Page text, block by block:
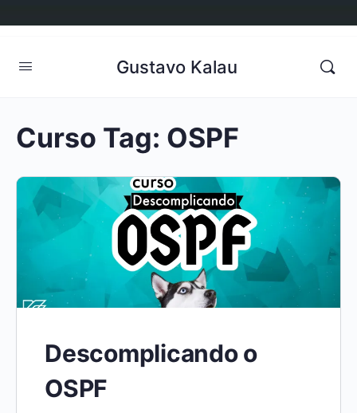
Gustavo Kalau
Curso Tag: OSPF
Descomplicando o
OSPF